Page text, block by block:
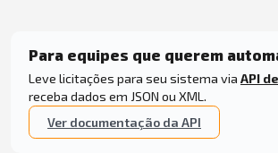
Para equipes que querem
Leve licitações para seu sistema via API
receba dados em JSON ou XML.
Ver documentação da API